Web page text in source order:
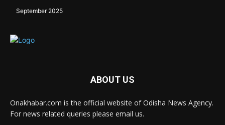
September 2025
ABOUT US
Onakhabar.com is the official website of Odisha News Agency.
For news related queries please email us.